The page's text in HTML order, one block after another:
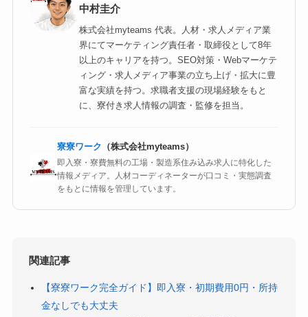
中村圭介
株式会社myteams 代表。人材・求人メディア業
界にてマーケティング責任者・取締役として8年
以上のキャリアを持つ。SEO対策・Webマーケテ
ィング・求人メディア事業の立ち上げ・拡大に豊
富な実績を持つ。求職者支援の現場経験をもと
に、寮付き求人情報の調査・監修を担当。
寮寮ワーク （株式会社myteams）
即入寮・寮費無料の工場・製造系住み込み求人に特化した
情報メディア。人材コーディネーターが口コミ・実態調査
をもとに情報を管理しています。
関連記事
【寮寮ワーク完全ガイド】即入寮・初期費用0円・所持
金なしでも大丈夫